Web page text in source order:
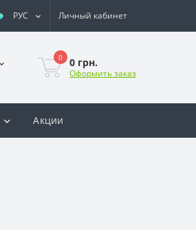
РУС Личный кабинет
0 0 грн.
Оформить заказ
Акции